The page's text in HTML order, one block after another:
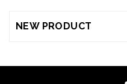
NEW PRODUCT